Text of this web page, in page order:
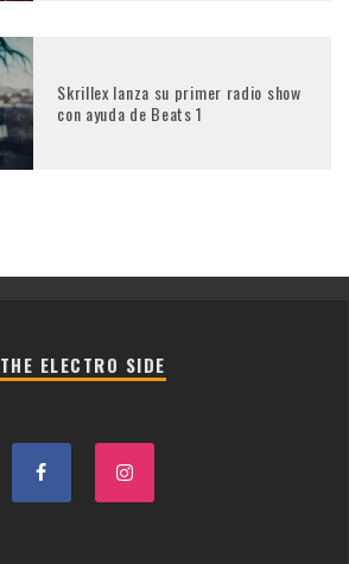
Skrillex lanza su primer radio show
con ayuda de Beats 1
THE ELECTRO SIDE